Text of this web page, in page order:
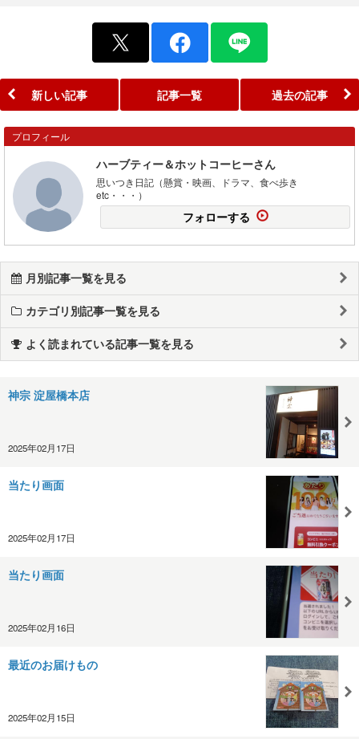
新しい記事 記事一覧 過去の記事
プロフィール
ハーブティー＆ホットコーヒーさん
思いつき日記（懸賞・映画、ドラマ、食べ歩き
etc・・・）
フォローする
月別記事一覧を見る
カテゴリ別記事一覧を見る
よく読まれている記事一覧を見る
神宗 淀屋橋本店
2025年02月17日
当たり画面
2025年02月17日
当たり画面
2025年02月16日
最近のお届けもの
2025年02月15日